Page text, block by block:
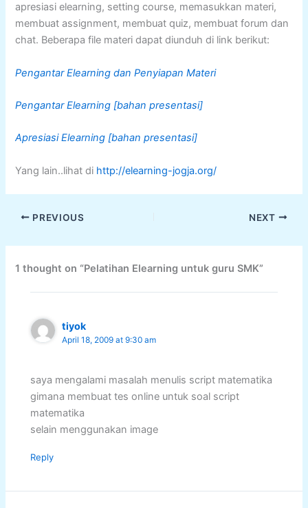
apresiasi elearning, setting course, memasukkan materi,
membuat assignment, membuat quiz, membuat forum dan
chat. Beberapa file materi dapat diunduh di link berikut:
Pengantar Elearning dan Penyiapan Materi
Pengantar Elearning [bahan presentasi]
Apresiasi Elearning [bahan presentasi]
Yang lain..lihat di http://elearning-jogja.org/
PREVIOUS NEXT
1 thought on “Pelatihan Elearning untuk guru SMK”
tiyok
April 18, 2009 at 9:30 am
saya mengalami masalah menulis script matematika
gimana membuat tes online untuk soal script
matematika
selain menggunakan image
Reply